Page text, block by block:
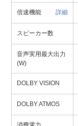
倍速機能 詳細
スピーカー数
音声実用最大出力
(W)
DOLBY VISION
DOLBY ATMOS